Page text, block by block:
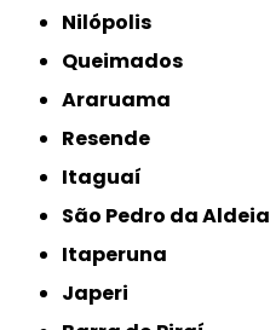
Nilópolis
Queimados
Araruama
Resende
Itaguaí
São Pedro da Aldeia
Itaperuna
Japeri